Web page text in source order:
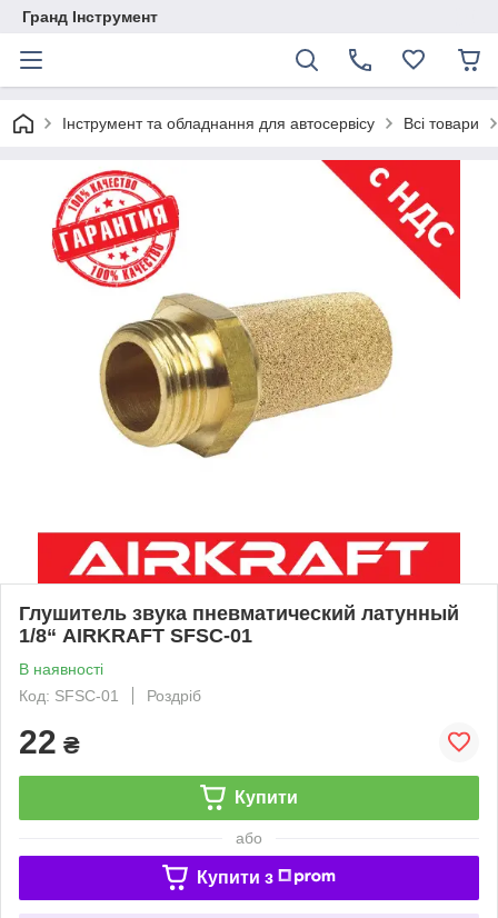
Гранд Інструмент
Інструмент та обладнання для автосервісу Всі товари
Глушитель звука пневматический латунный
1/8“ AIRKRAFT SFSC-01
В наявності
Код: SFSC-01
Роздріб
22 ₴
Купити
або
Купити з